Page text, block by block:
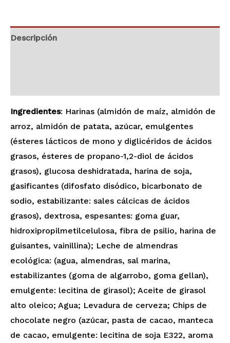
Descripción
Ingredientes: Harinas (almidón de maíz, almidón de
arroz, almidón de patata, azúcar, emulgentes
(ésteres lácticos de mono y diglicéridos de ácidos
grasos, ésteres de propano-1,2-diol de ácidos
grasos), glucosa deshidratada, harina de soja,
gasificantes (difosfato disódico, bicarbonato de
sodio, estabilizante: sales cálcicas de ácidos
grasos), dextrosa, espesantes: goma guar,
hidroxipropilmetilcelulosa, fibra de psilio, harina de
guisantes, vainillina); Leche de almendras
ecológica: (agua, almendras, sal marina,
estabilizantes (goma de algarrobo, goma gellan),
emulgente: lecitina de girasol); Aceite de girasol
alto oleico; Agua; Levadura de cerveza; Chips de
chocolate negro (azúcar, pasta de cacao, manteca
de cacao, emulgente: lecitina de soja E322, aroma